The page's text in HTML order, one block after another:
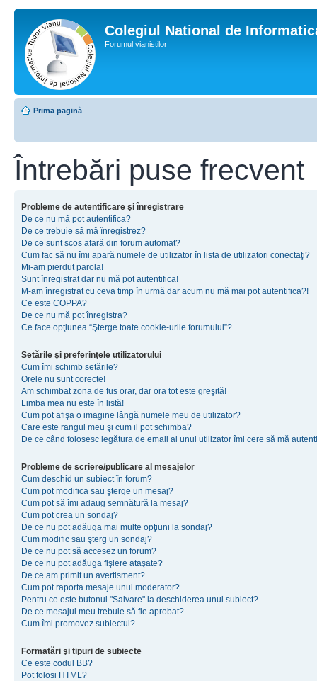
Colegiul National de
Forumul vianistilor
Prima pagină
Întrebări puse frecvent
Probleme de autentificare şi înregistrare
De ce nu mă pot autentifica?
De ce trebuie să mă înregistrez?
De ce sunt scos afară din forum automat?
Cum fac să nu îmi apară numele de utilizator în lista de utilizatori conectaţi?
Mi-am pierdut parola!
Sunt înregistrat dar nu mă pot autentifica!
M-am înregistrat cu ceva timp în urmă dar acum nu mă mai pot autentifica?!
Ce este COPPA?
De ce nu mă pot înregistra?
Ce face opţiunea “Şterge toate cookie-urile forumului”?
Setările şi preferinţele utilizatorului
Cum îmi schimb setările?
Orele nu sunt corecte!
Am schimbat zona de fus orar, dar ora tot este greşită!
Limba mea nu este în listă!
Cum pot afişa o imagine lângă numele meu de utilizator?
Care este rangul meu şi cum il pot schimba?
De ce când folosesc legătura de email al unui utilizator îmi cere să mă
Probleme de scriere/publicare al mesajelor
Cum deschid un subiect în forum?
Cum pot modifica sau şterge un mesaj?
Cum pot să îmi adaug semnătură la mesaj?
Cum pot crea un sondaj?
De ce nu pot adăuga mai multe opţiuni la sondaj?
Cum modific sau şterg un sondaj?
De ce nu pot să accesez un forum?
De ce nu pot adăuga fişiere ataşate?
De ce am primit un avertisment?
Cum pot raporta mesaje unui moderator?
Pentru ce este butonul "Salvare" la deschiderea unui subiect?
De ce mesajul meu trebuie să fie aprobat?
Cum îmi promovez subiectul?
Formatări şi tipuri de subiecte
Ce este codul BB?
Pot folosi HTML?